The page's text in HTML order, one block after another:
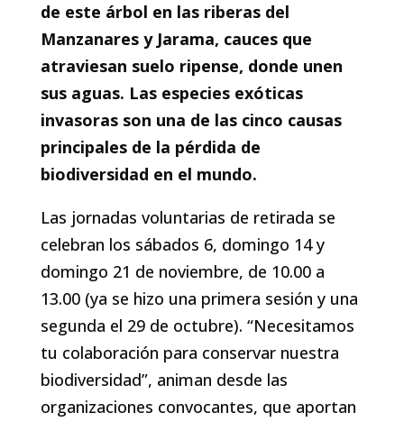
‎de este árbol en las riberas del
Manzanares y Jarama, cauces que
atraviesan suelo ripense, donde unen
sus aguas. Las especies exóticas
invasoras son una de las cinco causas
principales ‎de la pérdida de
biodiversidad en el mundo.
Las jornadas voluntarias de retirada se
celebran los sábados 6, domingo 14 y
domingo 21 de noviembre, de 10.00 a
13.00 (ya se hizo una primera sesión y una
segunda el 29 de octubre). “Necesitamos
tu colaboración para conservar nuestra
biodiversidad”, animan desde las
organizaciones convocantes, que aportan